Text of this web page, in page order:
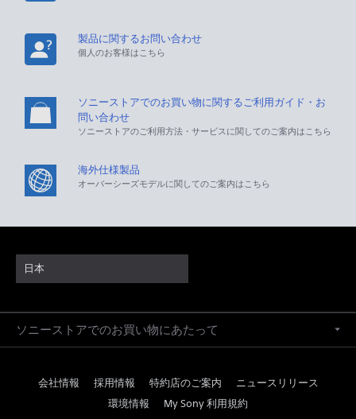
製品に関するお問い合わせ
個人のお客様はこちら
ソニーストアでのお買い物に関するご利用ガイド・お
問い合わせ
ソニーストアのご利用方法・サービスに関してのご案内はこちら
海外仕様製品
オーバーシーズモデルに関してのご案内はこちら
日本
ソニーストアでのお買い物にあたって
会社情報 採用情報 特約店のご案内
ニュースリリース
環境情報
My Sony 利用規約